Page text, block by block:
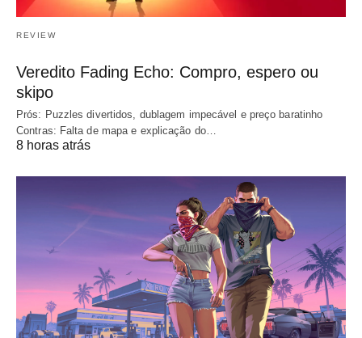
REVIEW
Veredito Fading Echo: Compro, espero ou
skipo
Prós: Puzzles divertidos, dublagem impecável e preço baratinho
Contras: Falta de mapa e explicação do…
8 horas atrás